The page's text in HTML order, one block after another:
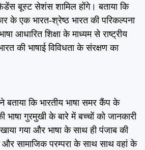
बूस्ट सेशंस शामिल होंगे। बताया कि
के एक भारत-श्रेष्ठ भारत की परिकल्पना
आधारित शिक्षा के माध्यम से राष्ट्रीय
की भाषाई विविधता के संरक्षण का
बताया कि भारतीय भाषा समर कैंप के
भाषा गुरमुखी के बारे में बच्चों को जानकारी
गया और भाषा के साथ ही पंजाब की
और सामाजिक परम्परा के साथ साथ वहां के